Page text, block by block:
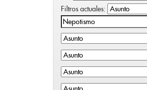
Filtros actuales: